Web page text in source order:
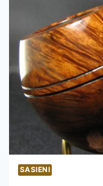
SASIENI